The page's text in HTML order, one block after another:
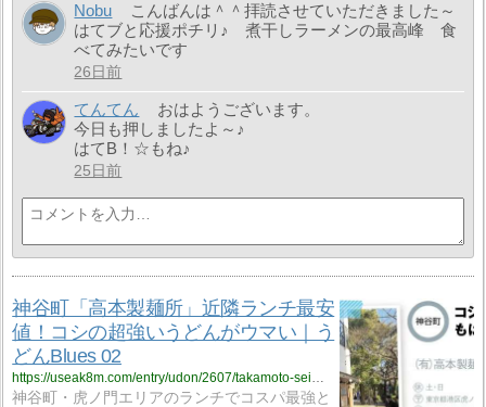
Nobu
こんばんは＾＾拝読させていただきました～
はてブと応援ポチリ♪ 煮干しラーメンの最高峰 食
べてみたいです
26日前
てんてん
おはようございます。
今日も押しましたよ～♪
はてB！☆もね♪
25日前
神谷町「高本製麺所」近隣ランチ最安
値！コシの超強いうどんがウマい｜う
どんBlues 02
https://useak8m.com/entry/udon/2607/takamoto-seimenjo
神谷町・虎ノ門エリアのランチでコスパ最強と